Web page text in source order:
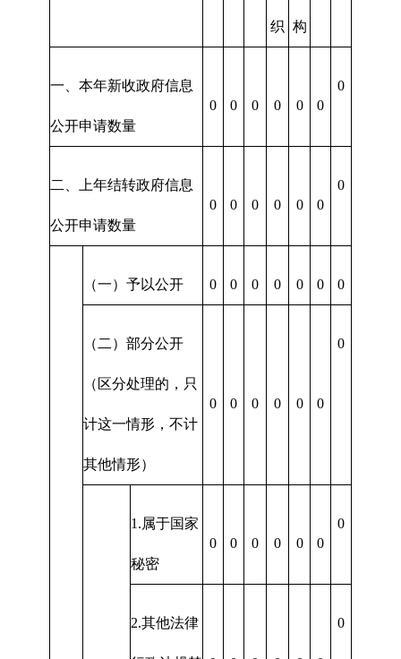
织 构
一、本年新收政府信息
公开申请数量
0 0 0 0 0 0
0
二、上年结转政府信息
公开申请数量
0 0 0 0 0 0
0
（一）予以公开 0 0 0 0 0 0 0
（二）部分公开
（区分处理的，只
计这一情形，不计
其他情形）
0 0 0 0 0 0
0
1.属于国家
秘密
0 0 0 0 0 0
0
2.其他法律 0